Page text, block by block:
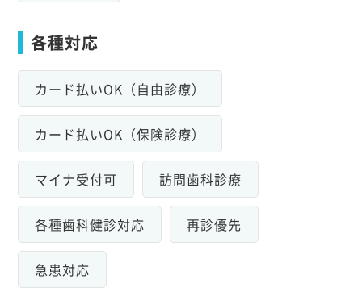
各種対応
カード払いOK（自由診療）
カード払いOK（保険診療）
マイナ受付可 訪問歯科診療
各種歯科健診対応 再診優先
急患対応